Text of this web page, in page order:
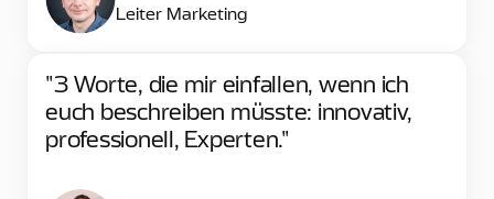
Leiter Marketing
"3 Worte, die mir einfallen, wenn ich
euch beschreiben müsste: innovativ,
professionell, Experten."